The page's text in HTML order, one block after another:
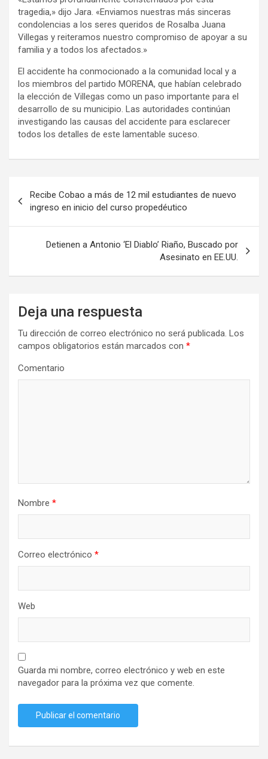
tragedia,» dijo Jara. «Enviamos nuestras más sinceras
condolencias a los seres queridos de Rosalba Juana
Villegas y reiteramos nuestro compromiso de apoyar a su
familia y a todos los afectados.»
El accidente ha conmocionado a la comunidad local y a
los miembros del partido MORENA, que habían celebrado
la elección de Villegas como un paso importante para el
desarrollo de su municipio. Las autoridades continúan
investigando las causas del accidente para esclarecer
todos los detalles de este lamentable suceso.
de
entradas
Recibe Cobao a más de 12 mil estudiantes de nuevo
ingreso en inicio del curso propedéutico
Detienen a Antonio ‘El Diablo’ Riaño, Buscado por
Asesinato en EE.UU.
Deja una respuesta
Tu dirección de correo electrónico no será publicada. Los
campos obligatorios están marcados con *
Comentario
Nombre *
Correo electrónico *
Web
Guarda mi nombre, correo electrónico y web en este
navegador para la próxima vez que comente.